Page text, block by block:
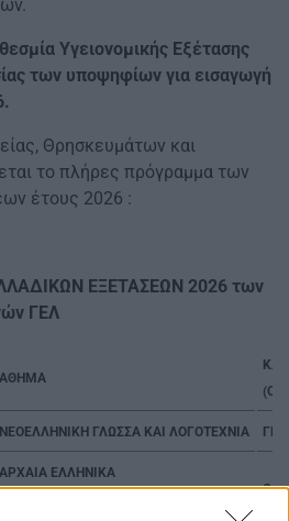
Υγειονομικής Εξέτασης
των υποψηφίων για εισαγωγή
Θρησκευμάτων και
το πλήρες πρόγραμμα των
έτους 2026 :
ΕΞΕΤΑΣΕΩΝ 2026 των
ΓΕΛ
ΓΛΩΣΣΑ ΚΑΙ ΛΟΓΟΤΕΧΝΙΑ
ΕΛΛΗΝΙΚΑ